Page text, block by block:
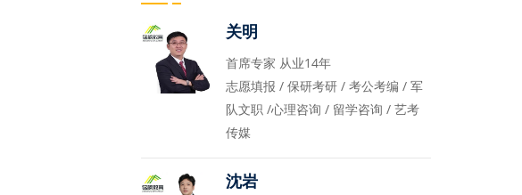
关明
首席专家 从业14年
志愿填报 / 保研考研 / 考公考编 / 军
队文职 /心理咨询 / 留学咨询 / 艺考
传媒
沈岩